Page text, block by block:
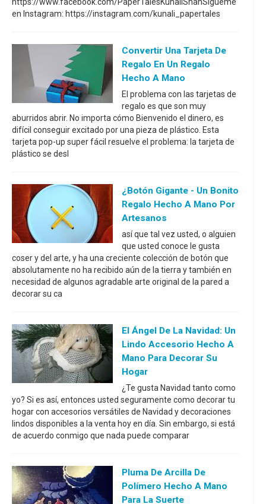
en Instagram: https://instagram.com/kunali_papertales
Convertir Una Tarjeta De
Regalo En Un Regalo
Hecho A Mano
El problema con las tarjetas de
regalo es que son muy
aburridos abrir. No importa cómo Bienvenido el dinero, es
difícil conseguir excitado por una pieza de plástico. Esta
tarjeta pop-up super fácil resuelve el problema: la tarjeta de
plástico se desl
¿Botón Gigante - Un Bonito
Regalo Hecho A Mano Por
Artesanos
así que tal vez usted, o alguien
que usted conoce le gusta
coser y del arte, y ha una creciente colección de botón que
absolutamente no ha recibido aún de la tierra y también en
necesidad de algunos agradable arte original de la pared a
decorar su ca
El Ángel De La Navidad: Un
Lindo Accesorio Hecho A
Mano Para Decorar Su
Hogar
¿Te gusta Navidad tanto como
yo? Si es así, entonces usted seguramente como decorar tu
hogar con accesorios versátiles de Navidad y decoraciones
lindos disponibles a la venta hoy en día. Sin embargo, si está
de acuerdo conmigo que nada puede comparar
Pluma De Arcilla De
Polímero Hecho A Mano
Para La Suerte